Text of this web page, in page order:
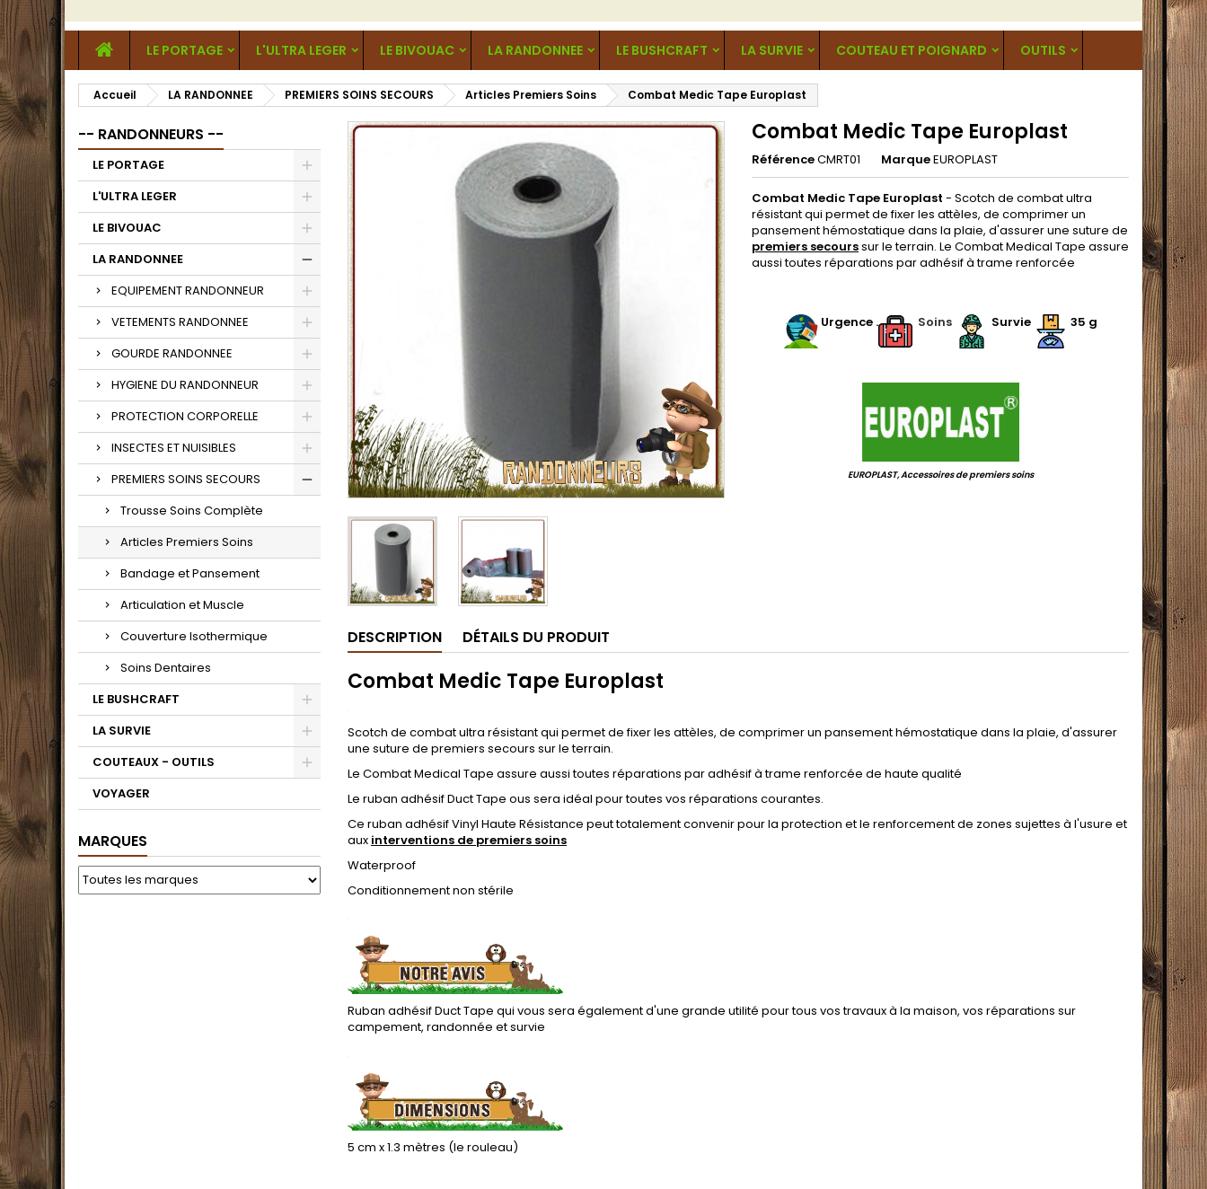
LE PORTAGE L'ULTRA LEGER LE BIVOUAC LA RANDONNEE LE BUSHCRAFT LA SURVIE COUTEAU ET POIGNARD OUTILS
Accueil LA RANDONNEE PREMIERS SOINS SECOURS Articles Premiers Soins Combat Medic Tape Europlast
-- RANDONNEURS --
LE PORTAGE
L'ULTRA LEGER
LE BIVOUAC
LA RANDONNEE
EQUIPEMENT RANDONNEUR
VETEMENTS RANDONNEE
GOURDE RANDONNEE
HYGIENE DU RANDONNEUR
PROTECTION CORPORELLE
INSECTES ET NUISIBLES
PREMIERS SOINS SECOURS
Trousse Soins Complète
Articles Premiers Soins
Bandage et Pansement
Articulation et Muscle
Couverture Isothermique
Soins Dentaires
LE BUSHCRAFT
LA SURVIE
COUTEAUX - OUTILS
VOYAGER
MARQUES
Combat Medic Tape Europlast
RéférenceCMRT01 MarqueEUROPLAST
Combat Medic Tape Europlast - Scotch de combat ultra
résistant qui permet de fixer les attèles, de comprimer un
pansement hémostatique dans la plaie, d'assurer une suture de
premiers secourssur le terrain. Le Combat Medical Tape assure
aussi toutes réparations par adhésif à trame renforcée
. Urgence. . Soins Survie 35 g
EUROPLAST, Accessoires de premiers soins
DESCRIPTION DÉTAILS DU PRODUIT
Combat Medic Tape Europlast
.
Scotch de combat ultra résistant qui permet de fixer les attèles, de comprimer un pansement hémostatique dans la plaie, d'assurer
une suture de premiers secours sur le terrain.
Le Combat Medical Tape assure aussi toutes réparations par adhésif à trame renforcée de haute qualité
Le ruban adhésif Duct Tape ous sera idéal pour toutes vos réparations courantes.
Ce ruban adhésif Vinyl Haute Résistance peut totalement convenir pour la protection et le renforcement de zones sujettes à l'usure et
aux interventions de premiers soins
Waterproof
Conditionnement non stérile
.
Ruban adhésif Duct Tape qui vous sera également d'une grande utilité pour tous vos travaux à la maison, vos réparations sur
campement, randonnée et survie
.
5 cm x 1.3 mètres (le rouleau)
.